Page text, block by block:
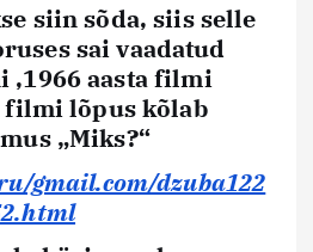
siin sõda, siis selle
sai vaadatud
,1966aasta filmi
filmi lõpus kõlab
„Miks?“
gmail.com/dzuba122